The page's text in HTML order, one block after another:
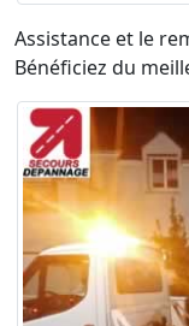
Assistance et le
Bénéficiez du